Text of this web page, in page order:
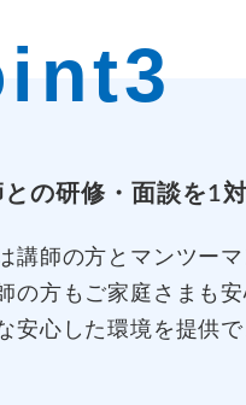
の研修・面談を1
講師の方とマンツー
の方もご家庭さまも
安心した環境を提供